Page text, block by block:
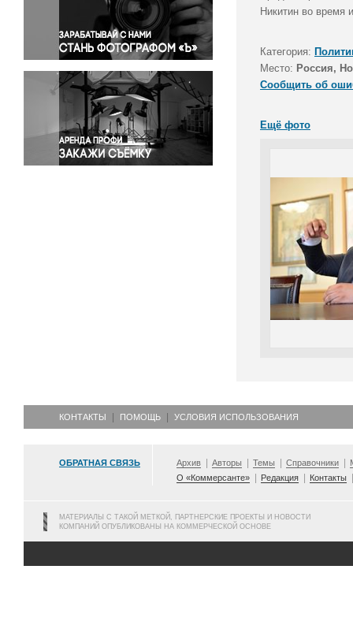
Правосудие
Происшествия и конфликты
Религия
Светская жизнь
Спорт
Экология
Экономика и бизнес
Никитин во время
Категория:
Место: Россия,
Сообщить об
Ещё фото
КОНТАКТЫ ПОМОЩЬ УСЛОВИЯ ИСПОЛЬЗОВАНИЯ
ОБРАТНАЯ СВЯЗЬ Архив Авторы Темы Справочники
О «Коммерсанте»
Редакция Контакты
МАТЕРИАЛЫ С ТАКОЙ МЕТКОЙ, ПАРТНЕРСКИЕ ПРОЕКТЫ И НОВОСТИ
КОМПАНИЙ ОПУБЛИКОВАНЫ НА КОММЕРЧЕСКОЙ ОСНОВЕ